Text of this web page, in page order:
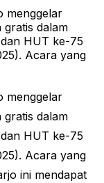
menggelar
dalam
HUT ke-75
Acara yang
menggelar
dalam
HUT ke-75
Acara yang
ini mendapat